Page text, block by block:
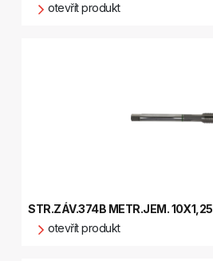
otevřít produkt
STR.ZÁV.374B METR.JEM. 10X1,25
otevřít produkt